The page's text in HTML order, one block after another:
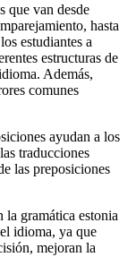
que van desde
hasta
estudiantes a
estructuras de
Además,
comunes
ayudan a los
traducciones
las preposiciones
la gramática estonia
idioma, ya que
mejoran la